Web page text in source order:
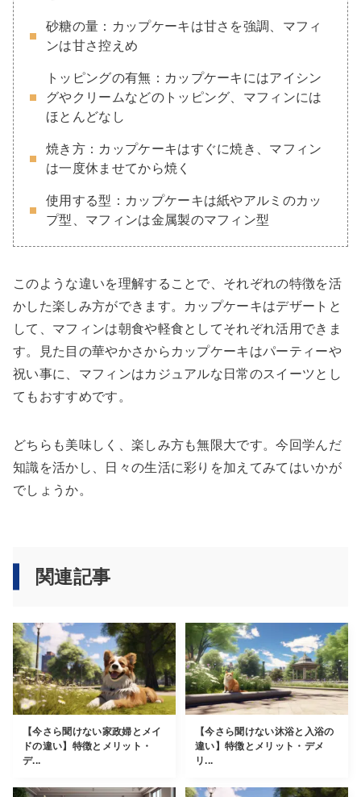
砂糖の量：カップケーキは甘さを強調、マフィ
ンは甘さ控えめ
トッピングの有無：カップケーキにはアイシン
グやクリームなどのトッピング、マフィンには
ほとんどなし
焼き方：カップケーキはすぐに焼き、マフィン
は一度休ませてから焼く
使用する型：カップケーキは紙やアルミのカッ
プ型、マフィンは金属製のマフィン型
このような違いを理解することで、それぞれの特徴を活
かした楽しみ方ができます。カップケーキはデザートと
して、マフィンは朝食や軽食としてそれぞれ活用できま
す。見た目の華やかさからカップケーキはパーティーや
祝い事に、マフィンはカジュアルな日常のスイーツとし
てもおすすめです。
どちらも美味しく、楽しみ方も無限大です。今回学んだ
知識を活かし、日々の生活に彩りを加えてみてはいかが
でしょうか。
関連記事
【今さら聞けない家政婦とメイ
ドの違い】特徴とメリット・
デ...
【今さら聞けない沐浴と入浴の
違い】特徴とメリット・デメ
リ...